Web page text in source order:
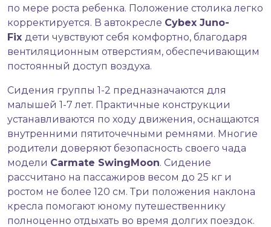
по мере роста ребенка. Положение столика легко
корректируется. В автокресле Cybex Juno-
Fix дети чувствуют себя комфортно, благодаря
вентиляционным отверстиям, обеспечивающим
постоянный доступ воздуха.
Сидения группы 1-2 предназначаются для
малышей 1-7 лет. Практичные конструкции
устанавливаются по ходу движения, оснащаются
внутренними пятиточечными ремнями. Многие
родители доверяют безопасность своего чада
модели Carmate SwingMoon. Сидение
рассчитано на пассажиров весом до 25 кг и
ростом не более 120 см. Три положения наклона
кресла помогают юному путешественнику
полноценно отдыхать во время долгих поездок.